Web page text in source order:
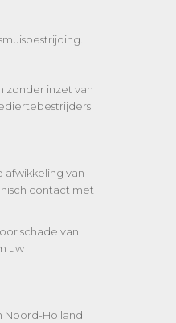
zonder inzet van
van
contact met
schade van
uw
Noord-Holland